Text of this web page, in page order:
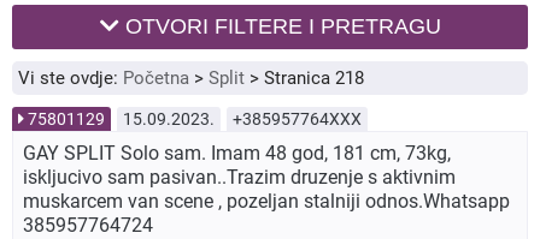
OTVORI FILTERE I PRETRAGU
Vi ste ovdje: Početna > Split > Stranica 218
75801129 15.09.2023. +385957764XXX
GAY SPLIT Solo sam. Imam 48 god, 181 cm, 73kg,
iskljucivo sam pasivan..Trazim druzenje s aktivnim
muskarcem van scene , pozeljan stalniji odnos.Whatsapp
385957764724